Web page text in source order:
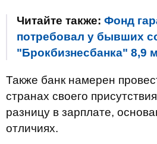
Читайте также: Фонд
потребовал у бывших
"Брокбизнесбанка" 8,9
Также банк намерен
странах своего
разницу в зарплате,
отличиях.